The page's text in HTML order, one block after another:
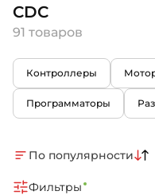
CDC
91 товаров
Контроллеры
Программаторы
По популярности
Фильтры